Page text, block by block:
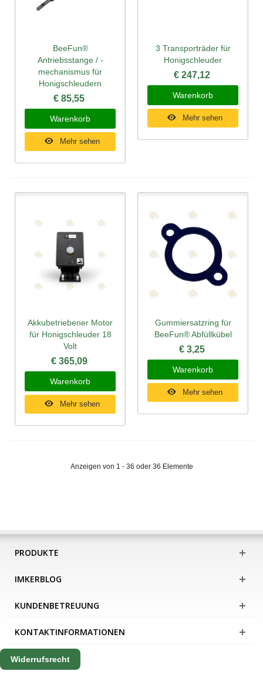
BeeFun®
Antriebsstange / -
mechanismus für
Honigschleudern
€ 85,55
Warenkorb
Mehr sehen
3 Transporträder für
Honigschleuder
€ 247,12
Warenkorb
Mehr sehen
Akkubetriebener Motor
für Honigschleuder 18
Volt
€ 365,09
Warenkorb
Mehr sehen
Gummiersatzring für
BeeFun® Abfüllkübel
€ 3,25
Warenkorb
Mehr sehen
Anzeigen von 1 - 36 oder 36 Elemente
PRODUKTE
IMKERBLOG
KUNDENBETREUUNG
KONTAKTINFORMATIONEN
Widerrufsrecht